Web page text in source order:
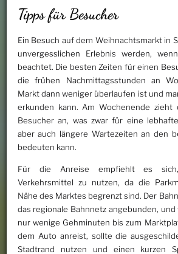
Tipps für Besucher
Ein Besuch auf dem Weihnachtsmarkt in
unvergesslichen Erlebnis werden,
beachtet. Die besten Zeiten für einen
die frühen Nachmittagsstunden an
Markt dann weniger überlaufen ist und
erkunden kann. Am Wochenende
Besucher an, was zwar für eine
aber auch längere Wartezeiten an den
bedeuten kann.
Für die Anreise empfiehlt es
Verkehrsmittel zu nutzen, da die
Nähe des Marktes begrenzt sind. Der
das regionale Bahnnetz angebunden,
nur wenige Gehminuten bis zum
dem Auto anreist, sollte die
Stadtrand nutzen und einen kurzen